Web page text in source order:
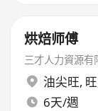
烘焙师傅
三才人力資源有
油尖旺,
6天/週